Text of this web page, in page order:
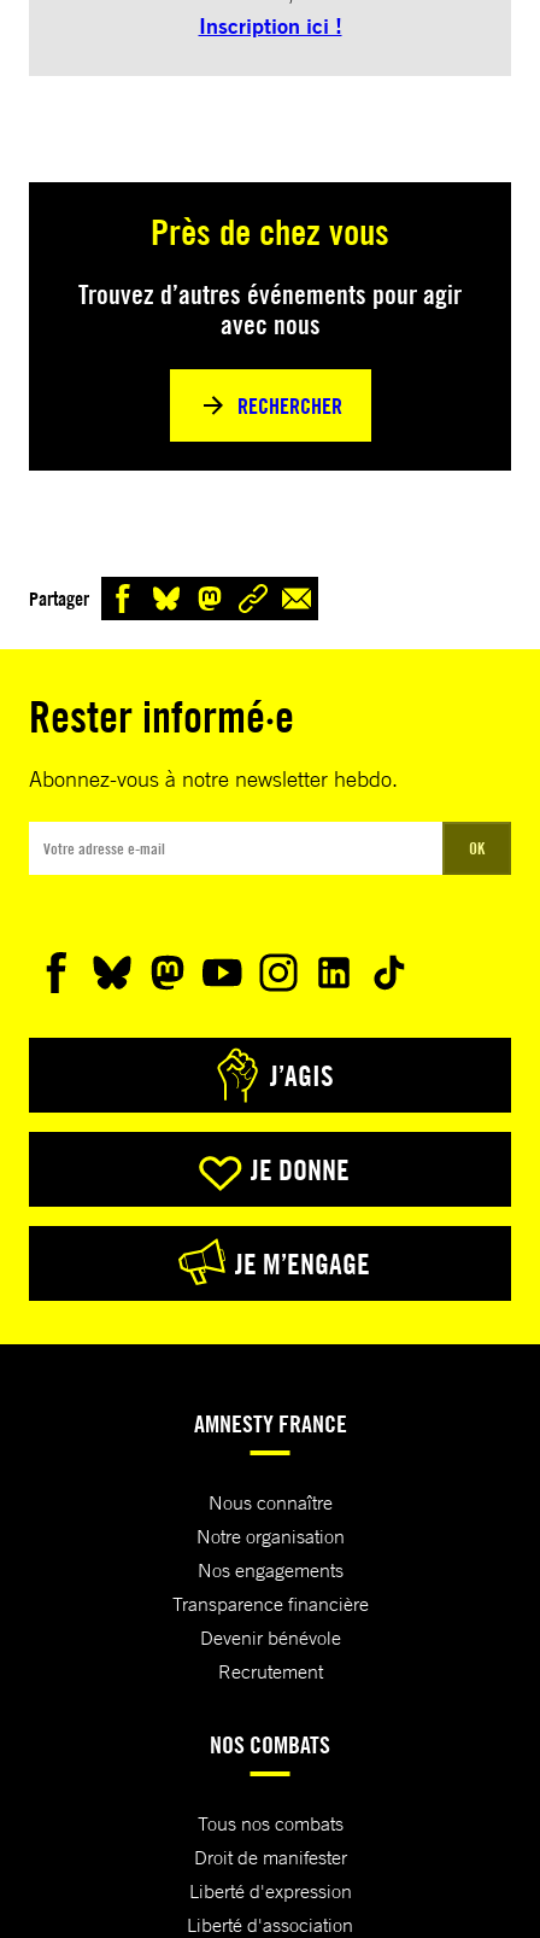
Inscription ici !
Près de chez vous
Trouvez d’autres événements pour agir
avec nous
RECHERCHER
Partager
Rester informé·e
Abonnez-vous à notre newsletter hebdo.
OK
J’AGIS
JE DONNE
JE M’ENGAGE
AMNESTY FRANCE
Nous connaître
Notre organisation
Nos engagements
Transparence financière
Devenir bénévole
Recrutement
NOS COMBATS
Tous nos combats
Droit de manifester
Liberté d'expression
Liberté d'association